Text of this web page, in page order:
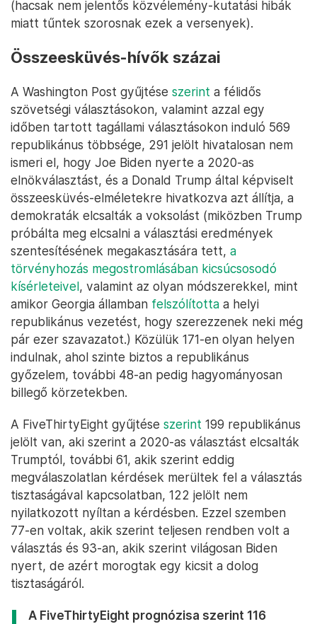
(hacsak nem jelentős közvélemény-kutatási hibák
miatt tűntek szorosnak ezek a versenyek).
Összeesküvés-hívők százai
A Washington Post gyűjtése szerint a félidős
szövetségi választásokon, valamint azzal egy
időben tartott tagállami választásokon induló 569
republikánus többsége, 291 jelölt hivatalosan nem
ismeri el, hogy Joe Biden nyerte a 2020-as
elnökválasztást, és a Donald Trump által képviselt
összeesküvés-elméletekre hivatkozva azt állítja, a
demokraták elcsalták a voksolást (miközben Trump
próbálta meg elcsalni a választási eredmények
szentesítésének megakasztására tett, a
törvényhozás megostromlásában kicsúcsosodó
kísérleteivel, valamint az olyan módszerekkel, mint
amikor Georgia államban felszólította a helyi
republikánus vezetést, hogy szerezzenek neki még
pár ezer szavazatot.) Közülük 171-en olyan helyen
indulnak, ahol szinte biztos a republikánus
győzelem, további 48-an pedig hagyományosan
billegő körzetekben.
A FiveThirtyEight gyűjtése szerint 199 republikánus
jelölt van, aki szerint a 2020-as választást elcsalták
Trumptól, további 61, akik szerint eddig
megválaszolatlan kérdések merültek fel a választás
tisztaságával kapcsolatban, 122 jelölt nem
nyilatkozott nyíltan a kérdésben. Ezzel szemben
77-en voltak, akik szerint teljesen rendben volt a
választás és 93-an, akik szerint világosan Biden
nyert, de azért morogtak egy kicsit a dolog
tisztaságáról.
A FiveThirtyEight prognózisa szerint 116